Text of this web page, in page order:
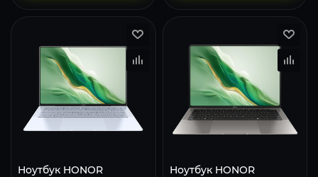
Ноутбук HONOR
Ноутбук HONOR